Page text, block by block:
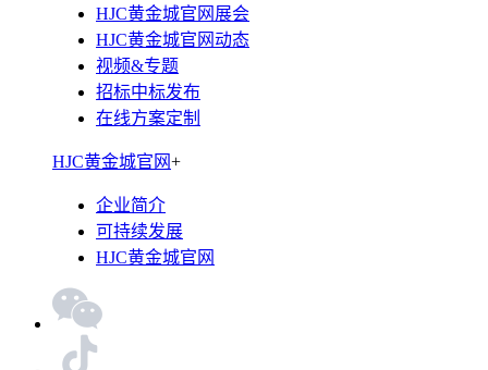
HJC黄金城官网展会
HJC黄金城官网动态
视频&专题
招标中标发布
在线方案定制
HJC黄金城官网+
企业简介
可持续发展
HJC黄金城官网